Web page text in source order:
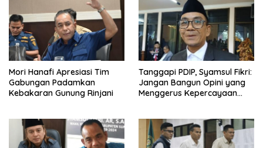
Mori Hanafi Apresiasi Tim
Gabungan Padamkan
Kebakaran Gunung Rinjani
Tanggapi PDIP, Syamsul Fikri:
Jangan Bangun Opini yang
Menggerus Kepercayaan